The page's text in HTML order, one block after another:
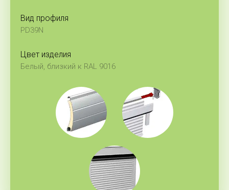
Вид профиля
PD39N
Цвет изделия
Белый, близкий к RAL 9016